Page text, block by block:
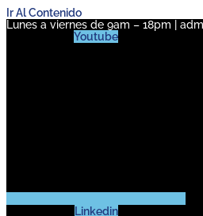
Ir Al Contenido
Lunes a viernes de 9am – 18pm |
Youtube
Linkedin